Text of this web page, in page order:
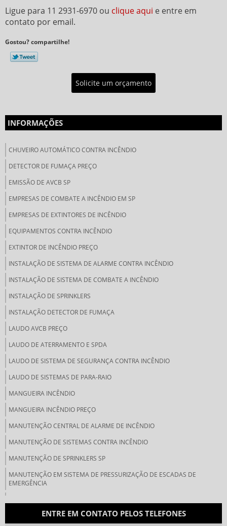
Ligue para 11 2931-6970 ou clique aqui e entre em
contato por email.
Gostou? compartilhe!
Solicite um orçamento
INFORMAÇÕES
CHUVEIRO AUTOMÁTICO CONTRA INCÊNDIO
DETECTOR DE FUMAÇA PREÇO
EMISSÃO DE AVCB SP
EMPRESAS DE COMBATE A INCÊNDIO EM SP
EMPRESAS DE EXTINTORES DE INCÊNDIO
EQUIPAMENTOS CONTRA INCÊNDIO
EXTINTOR DE INCÊNDIO PREÇO
INSTALAÇÃO DE SISTEMA DE ALARME CONTRA INCÊNDIO
INSTALAÇÃO DE SISTEMA DE COMBATE A INCÊNDIO
INSTALAÇÃO DE SPRINKLERS
INSTALAÇÃO DETECTOR DE FUMAÇA
LAUDO AVCB PREÇO
LAUDO DE ATERRAMENTO E SPDA
LAUDO DE SISTEMA DE SEGURANÇA CONTRA INCÊNDIO
LAUDO DE SISTEMAS DE PARA-RAIO
MANGUEIRA INCÊNDIO
MANGUEIRA INCÊNDIO PREÇO
MANUTENÇÃO CENTRAL DE ALARME DE INCÊNDIO
MANUTENÇÃO DE SISTEMAS CONTRA INCÊNDIO
MANUTENÇÃO DE SPRINKLERS SP
MANUTENÇÃO EM SISTEMA DE PRESSURIZAÇÃO DE ESCADAS DE
EMERGÊNCIA
MANUTENÇÃO SPRINKLERS
ENTRE EM CONTATO PELOS TELEFONES